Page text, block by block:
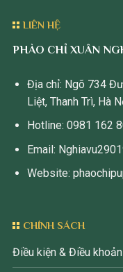
LIÊN HỆ
PHÀO CHỈ XUÂN
Địa chỉ: Ngõ 734
Liệt, Thanh Trì, Hà
Hotline: 0981 162
Email:
Website:
CHÍNH SÁCH
Điều kiện & Điều khoản